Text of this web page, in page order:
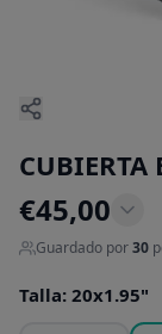
CUBIERTA
€45,00
Guardado por30
Talla: 20x1.95"